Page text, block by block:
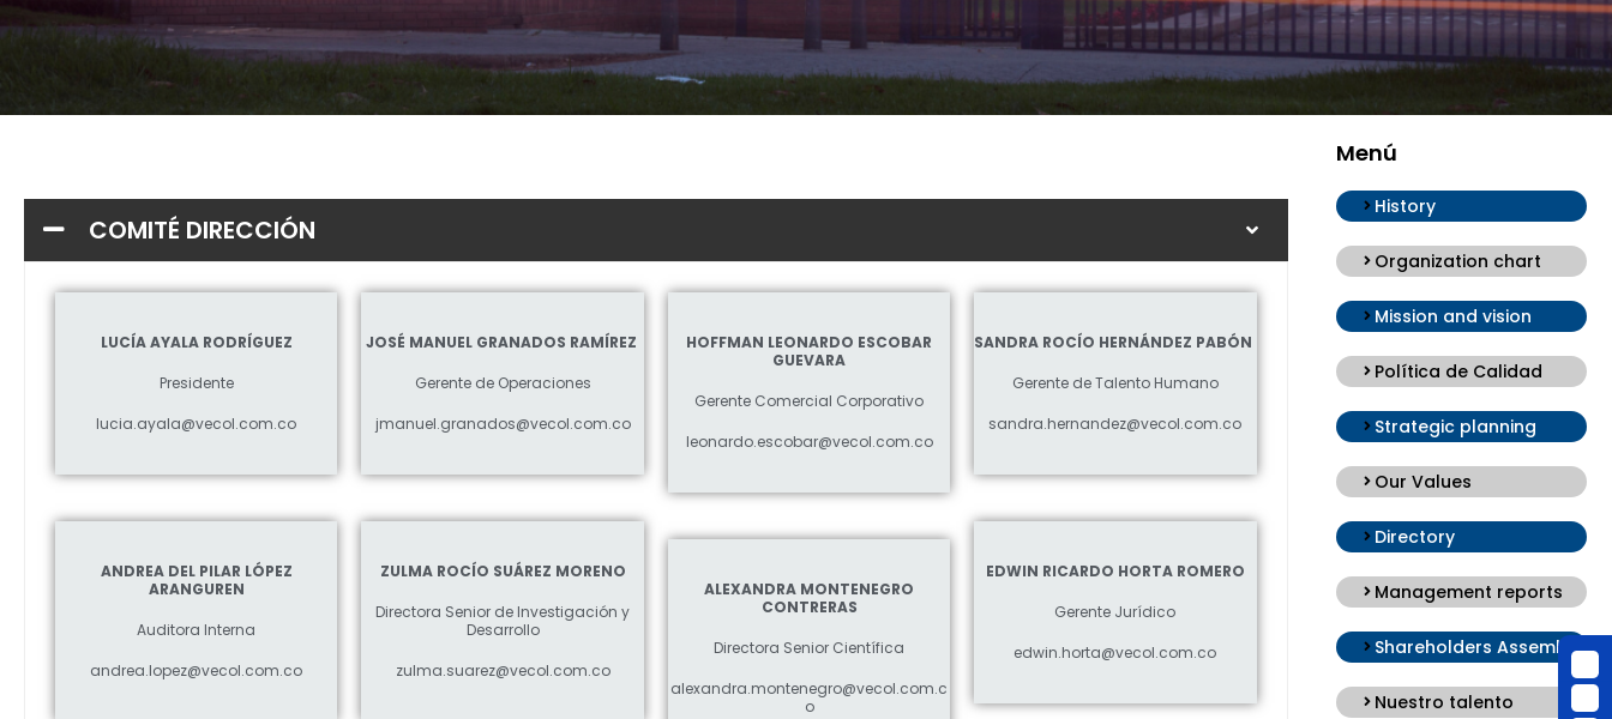
COMITÉ DIRECCIÓN
LUCÍA AYALA RODRÍGUEZ
Presidente
lucia.ayala@vecol.com.co
ANDREA DEL PILAR LÓPEZ
ARANGUREN
Auditora Interna
andrea.lopez@vecol.com.co
JOSÉ MANUEL GRANADOS RAMÍREZ
Gerente de Operaciones
jmanuel.granados@vecol.com.co
ZULMA ROCÍO SUÁREZ MORENO
Directora Senior de Investigación y
Desarrollo
zulma.suarez@vecol.com.co
HOFFMAN LEONARDO ESCOBAR
GUEVARA
Gerente Comercial Corporativo
leonardo.escobar@vecol.com.co
ALEXANDRA MONTENEGRO
CONTRERAS
Directora Senior Científica
alexandra.montenegro@vecol.com.c
o
SANDRA ROCÍO HERNÁNDEZ PABÓN
Gerente de Talento Humano
sandra.hernandez@vecol.com.co
EDWIN RICARDO HORTA ROMERO
Gerente Jurídico
edwin.horta@vecol.com.co
Menú
History
Organization chart
Mission and vision
Política de Calidad
Strategic planning
Our Values
Directory
Management reports
Shareholders Assembly
Nuestro talento